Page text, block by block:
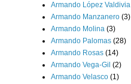
Armando López Valdivia
Armando Manzanero (3)
Armando Molina (3)
Armando Palomas (28)
Armando Rosas (14)
Armando Vega-Gil (2)
Armando Velasco (1)